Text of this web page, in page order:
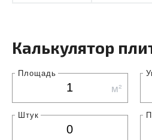
Калькулятор
Площадь
м²
Штук